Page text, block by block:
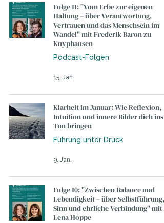
Folge 11: "Vom Erbe zur eigenen
Haltung – über Verantwortung,
Vertrauen und das Menschsein im
Wandel" mit Frederik Baron zu
Knyphausen
Podcast-Folgen
15. Jan.
Klarheit im Januar: Wie Reflexion,
Intuition und innere Bilder dich ins
Tun bringen
Führung unter Druck
9. Jan.
Folge 10: "Zwischen Balance und
Lebendigkeit – über Selbstführung,
Sinn und ehrliche Verbindung" mit
Lena Hoppe